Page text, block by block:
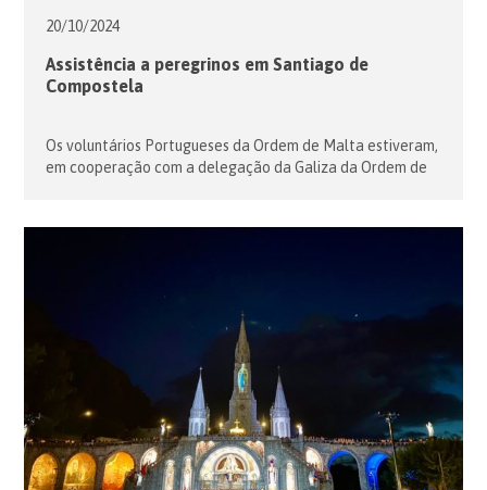
20/10/2024
Assistência a peregrinos em Santiago de
Compostela
Os voluntários Portugueses da Ordem de Malta estiveram,
em cooperação com a delegação da Galiza da Ordem de
Agosto. O posto de assistência aos peregrinos esteve